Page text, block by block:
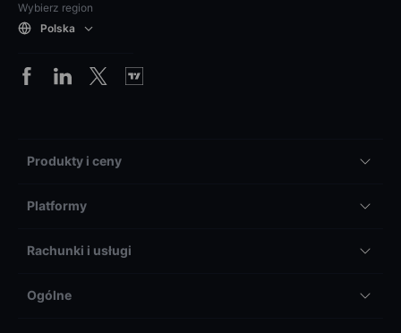
Wybierz region
Polska
Produkty i ceny
Platformy
Rachunki i usługi
Ogólne